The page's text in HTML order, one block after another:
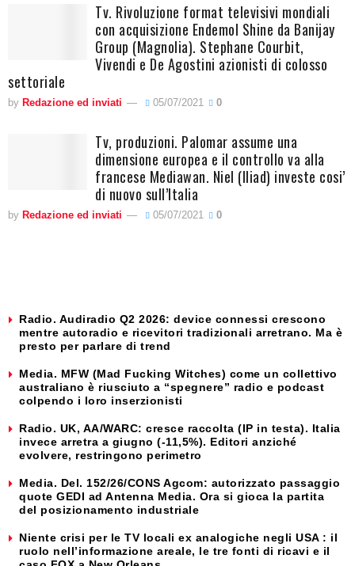
Tv. Rivoluzione format televisivi mondiali
con acquisizione Endemol Shine da Banijay
Group (Magnolia). Stephane Courbit,
Vivendi e De Agostini azionisti di colosso
settoriale
by Redazione ed inviati 05/07/2021 0
Tv, produzioni. Palomar assume una
dimensione europea e il controllo va alla
francese Mediawan. Niel (Iliad) investe cosi’
di nuovo sull’Italia
by Redazione ed inviati 05/07/2021 0
Radio. Audiradio Q2 2026: device connessi crescono
mentre autoradio e ricevitori tradizionali arretrano. Ma è
presto per parlare di trend
Media. MFW (Mad Fucking Witches) come un collettivo
australiano è riusciuto a “spegnere” radio e podcast
colpendo i loro inserzionisti
Radio. UK, AA/WARC: cresce raccolta (IP in testa). Italia
invece arretra a giugno (-11,5%). Editori anziché
evolvere, restringono perimetro
Media. Del. 152/26/CONS Agcom: autorizzato passaggio
quote GEDI ad Antenna Media. Ora si gioca la partita
del posizionamento industriale
Niente crisi per le TV locali ex analogiche negli USA : il
ruolo nell’informazione areale, le tre fonti di ricavi e il